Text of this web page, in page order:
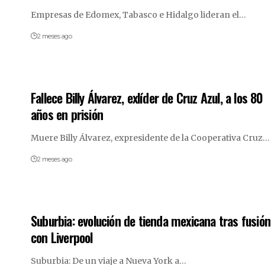
Empresas de Edomex, Tabasco e Hidalgo lideran el…
2 meses ago
Fallece Billy Álvarez, exlíder de Cruz Azul, a los 80
años en prisión
Muere Billy Álvarez, expresidente de la Cooperativa Cruz…
2 meses ago
Suburbia: evolución de tienda mexicana tras fusión
con Liverpool
Suburbia: De un viaje a Nueva York a…